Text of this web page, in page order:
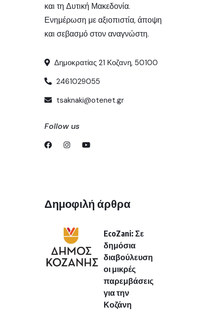
και τη Δυτική Μακεδονία.
Ενημέρωση με αξιοπιστία, άποψη
και σεβασμό στον αναγνώστη.
Δημοκρατίας 21 Κοζανη, 50100
2461029055
tsaknaki@otenet.gr
Follow us
Δημοφιλή άρθρα
EcoZani: Σε
δημόσια
διαβούλευση
οι μικρές
παρεμβάσεις
για την
Κοζάνη